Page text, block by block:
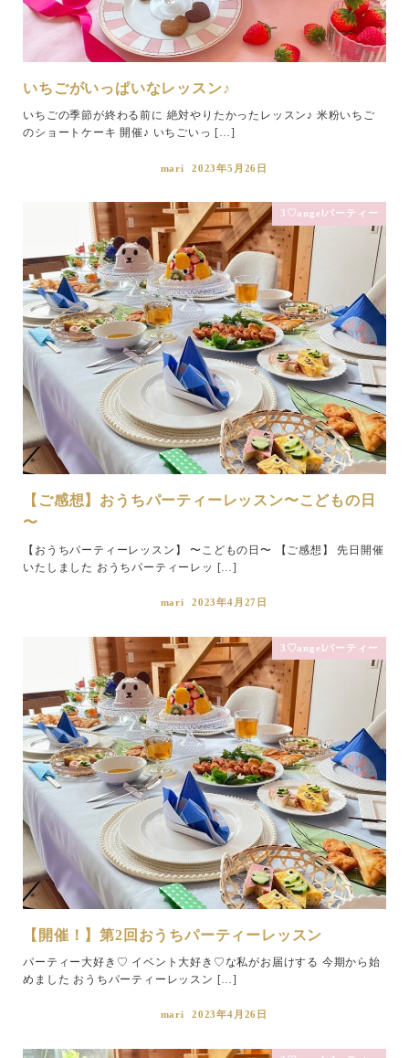
いちごがいっぱいなレッスン♪
いちごの季節が終わる前に 絶対やりたかったレッスン♪ 米粉いちご
のショートケーキ 開催♪ いちごいっ […]
mari 2023年5月26日
3♡angelパーティー
【ご感想】おうちパーティーレッスン〜こどもの日
〜
【おうちパーティーレッスン】 〜こどもの日〜 【ご感想】 先日開催
いたしました おうちパーティーレッ […]
mari 2023年4月27日
3♡angelパーティー
【開催！】第2回おうちパーティーレッスン
パーティー大好き♡ イベント大好き♡な私がお届けする 今期から始
めました おうちパーティーレッスン […]
mari 2023年4月26日